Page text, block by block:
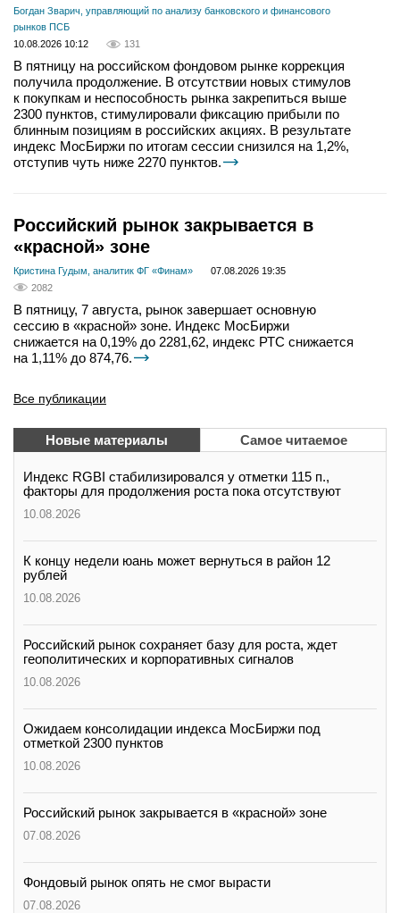
Богдан Зварич, управляющий по анализу банковского и финансового
рынков ПСБ
10.08.2026 10:12
131
В пятницу на российском фондовом рынке коррекция
получила продолжение. В отсутствии новых стимулов
к покупкам и неспособность рынка закрепиться выше
2300 пунктов, стимулировали фиксацию прибыли по
блинным позициям в российских акциях. В результате
индекс МосБиржи по итогам сессии снизился на 1,2%,
отступив чуть ниже 2270 пунктов.
Российский рынок закрывается в
«красной» зоне
Кристина Гудым, аналитик ФГ «Финам»
07.08.2026 19:35
2082
В пятницу, 7 августа, рынок завершает основную
сессию в «красной» зоне. Индекс МосБиржи
снижается на 0,19% до 2281,62, индекс РТС снижается
на 1,11% до 874,76.
Все публикации
Новые материалы Самое читаемое
Индекс RGBI стабилизировался у отметки 115 п.,
факторы для продолжения роста пока отсутствуют
10.08.2026
К концу недели юань может вернуться в район 12
рублей
10.08.2026
Российский рынок сохраняет базу для роста, ждет
геополитических и корпоративных сигналов
10.08.2026
Ожидаем консолидации индекса МосБиржи под
отметкой 2300 пунктов
10.08.2026
Российский рынок закрывается в «красной» зоне
07.08.2026
Фондовый рынок опять не смог вырасти
07.08.2026